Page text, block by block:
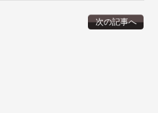
次の記事へ